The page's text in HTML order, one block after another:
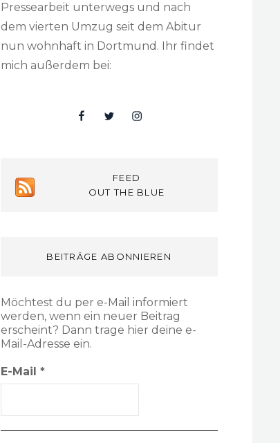
Pressearbeit unterwegs und nach
dem vierten Umzug seit dem Abitur
nun wohnhaft in Dortmund. Ihr findet
mich außerdem bei:
FacebookTwitterInsta
FEED
OUT THE BLUE
BEITRÄGE ABONNIEREN
Möchtest du per e-Mail informiert
werden, wenn ein neuer Beitrag
erscheint? Dann trage hier deine e-
Mail-Adresse ein.
E-Mail *